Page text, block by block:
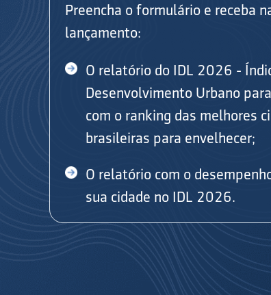
Preencha o formulário e receba
lançamento:
O relatório do IDL 2026 -
Desenvolvimento Urbano
com o ranking das melhores
brasileiras para envelhecer;
O relatório com o
sua cidade no IDL 2026.